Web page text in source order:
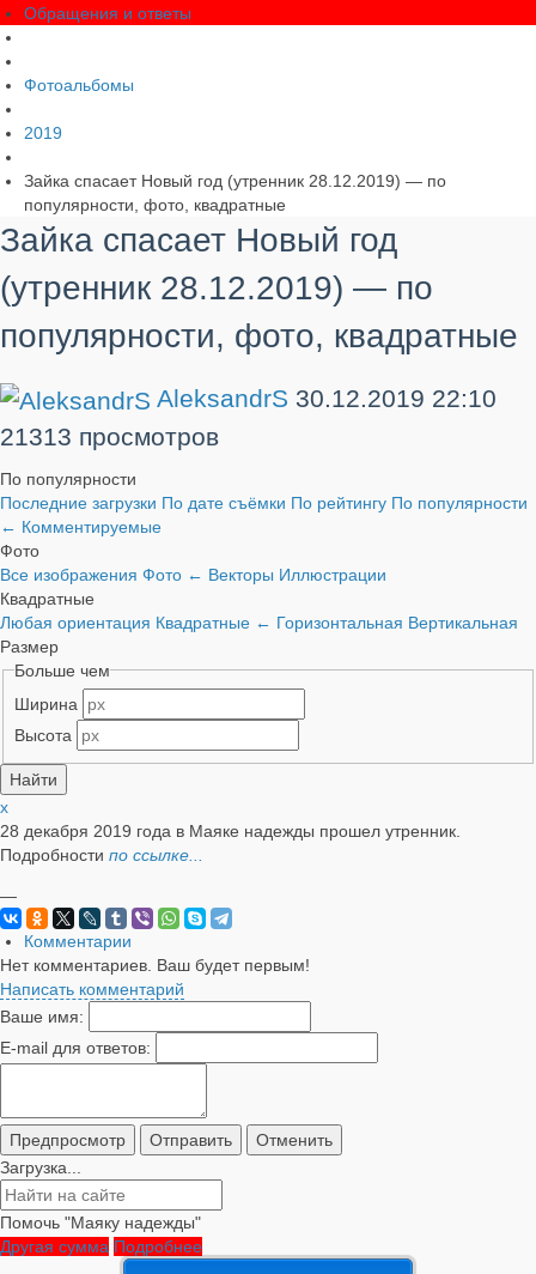
Обращения и ответы
Фотоальбомы
2019
Зайка спасает Новый год (утренник 28.12.2019) — по
популярности, фото, квадратные
Зайка спасает Новый год
(утренник 28.12.2019) — по
популярности, фото, квадратные
AleksandrS 30.12.2019 22:10
21313 просмотров
По популярности
Последние загрузки По дате съёмки По рейтингу По популярности
← Комментируемые
Фото
Все изображения Фото ← Векторы Иллюстрации
Квадратные
Любая ориентация Квадратные ← Горизонтальная Вертикальная
Размер
Больше чем
Ширина
Высота
x
28 декабря 2019 года в Маяке надежды прошел утренник.
Подробности по ссылке...
—
Комментарии
Нет комментариев. Ваш будет первым!
Написать комментарий
Ваше имя:
E-mail для ответов:
Загрузка...
Помочь "Маяку надежды"
Другая сумма Подробнее